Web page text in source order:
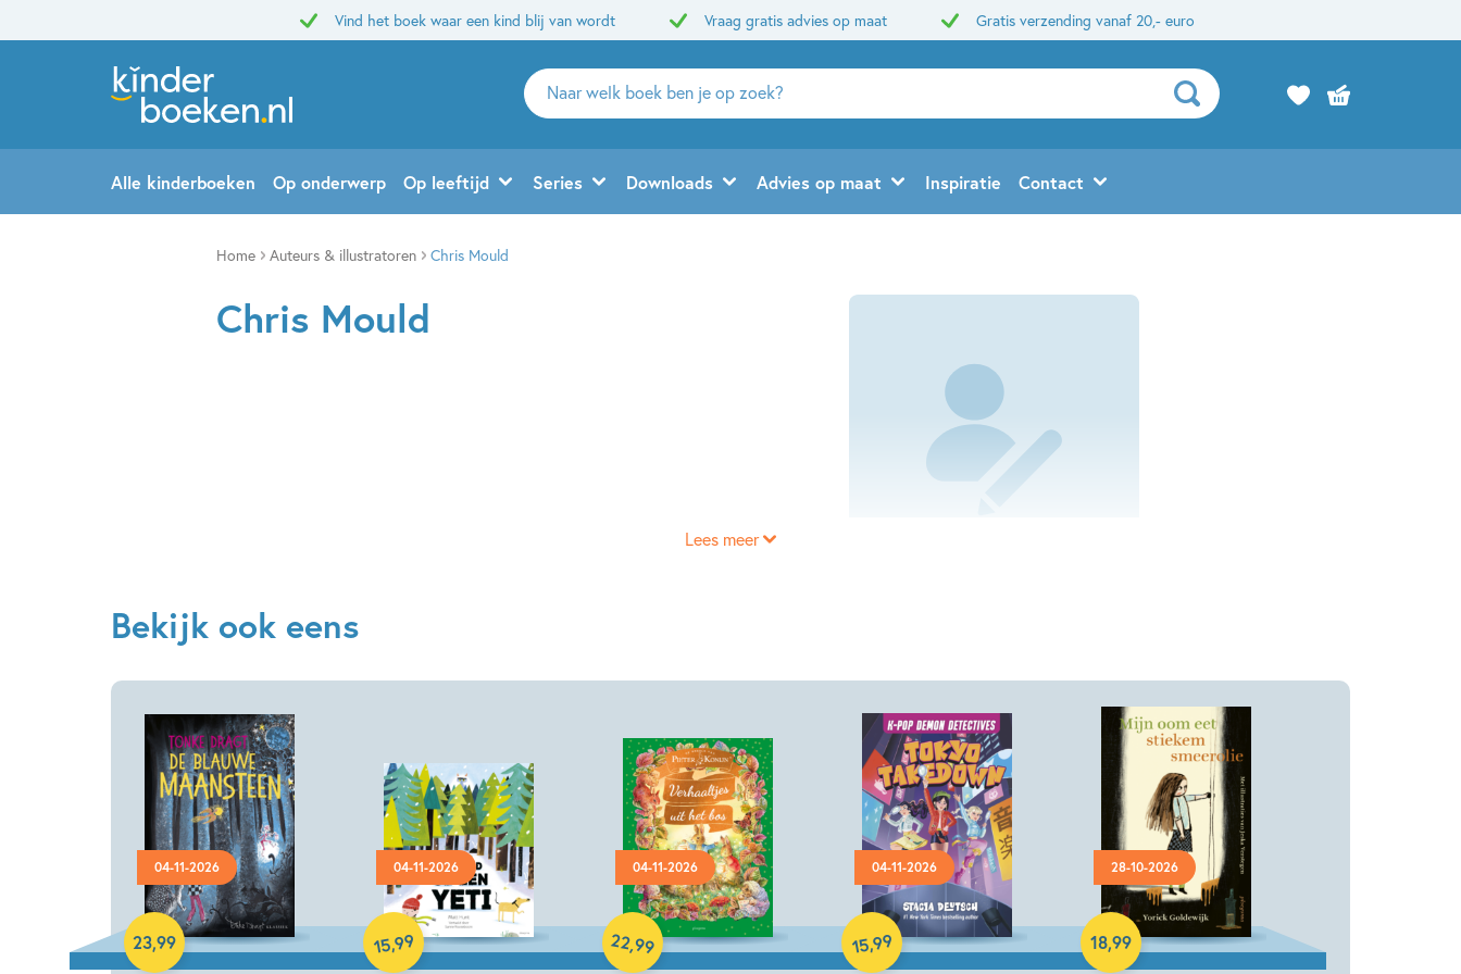
Vind het boek waar een kind blij van wordt Vraag gratis advies op maat Gratis verzending vanaf 20,- euro
Zoeken
naar
en
uitgevers
Alle kinderboeken Op onderwerp Op leeftijd Series Downloads Advies op maat Inspiratie Contact
Home Auteurs & illustratoren Chris Mould
Chris Mould
Lees meer
Bekijk ook eens
04-11-2026
23,99
Hardcover 04-11-2026
15,99
Hardcover 04-11-2026
22,99
Hardcover
04-11-2026
15,99
Hardcover
28-10-2026
18,99
Hardcover